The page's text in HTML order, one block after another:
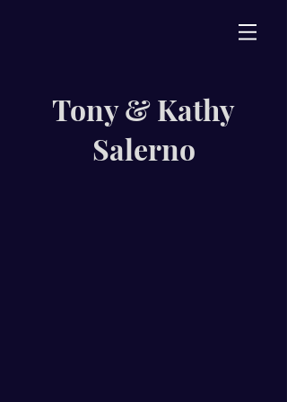
Tony & Kathy
Salerno